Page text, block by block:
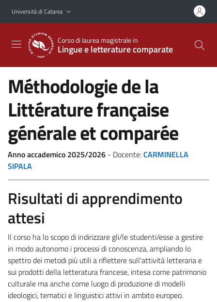
Vai al contenuto principale
Vai al menu di navigazione
Università di Catania
Corso di laurea magistrale in
Lingue e letterature comparate
Méthodologie de la
Littérature française
générale et comparée
Anno accademico 2025/2026 - Docente:CARMINELLA
SIPALA
Risultati di apprendimento
attesi
Il corso ha lo scopo di indirizzare gli/le studenti/esse a gestire
in modo autonomo i processi di conoscenza, ampliando lo
spettro dei metodi più utili a riflettere sull'attività letteraria e
sui prodotti della letteratura francese, intesa come patrimonio
culturale ma anche come luogo di produzione di modelli
ideologici, tematici e linguistici attivi in ambito europeo.